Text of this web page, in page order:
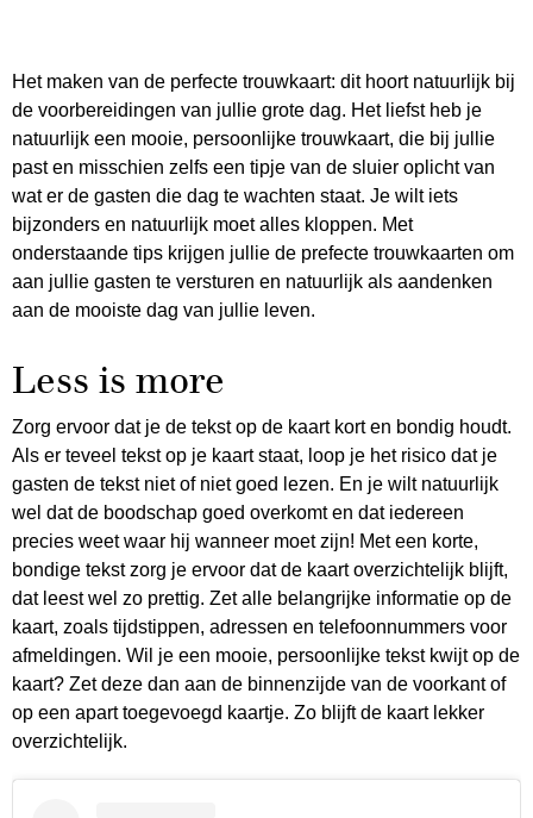
Het maken van de perfecte trouwkaart: dit hoort natuurlijk bij
de voorbereidingen van jullie grote dag. Het liefst heb je
natuurlijk een mooie, persoonlijke trouwkaart, die bij jullie
past en misschien zelfs een tipje van de sluier oplicht van
wat er de gasten die dag te wachten staat. Je wilt iets
bijzonders en natuurlijk moet alles kloppen. Met
onderstaande tips krijgen jullie de prefecte trouwkaarten om
aan jullie gasten te versturen en natuurlijk als aandenken
aan de mooiste dag van jullie leven.
Less is more
Zorg ervoor dat je de tekst op de kaart kort en bondig houdt.
Als er teveel tekst op je kaart staat, loop je het risico dat je
gasten de tekst niet of niet goed lezen. En je wilt natuurlijk
wel dat de boodschap goed overkomt en dat iedereen
precies weet waar hij wanneer moet zijn! Met een korte,
bondige tekst zorg je ervoor dat de kaart overzichtelijk blijft,
dat leest wel zo prettig. Zet alle belangrijke informatie op de
kaart, zoals tijdstippen, adressen en telefoonnummers voor
afmeldingen. Wil je een mooie, persoonlijke tekst kwijt op de
kaart? Zet deze dan aan de binnenzijde van de voorkant of
op een apart toegevoegd kaartje. Zo blijft de kaart lekker
overzichtelijk.